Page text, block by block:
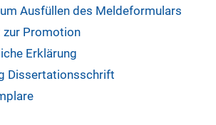
Ausfüllen des Meldeformulars
Promotion
Erklärung
Dissertationsschrift